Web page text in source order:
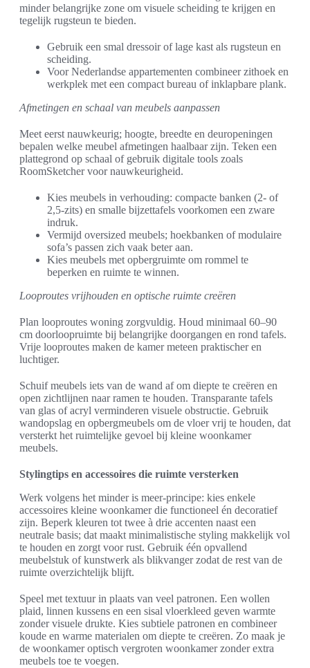
minder belangrijke zone om visuele scheiding te krijgen en
tegelijk rugsteun te bieden.
Gebruik een smal dressoir of lage kast als rugsteun en
scheiding.
Voor Nederlandse appartementen combineer zithoek en
werkplek met een compact bureau of inklapbare plank.
Afmetingen en schaal van meubels aanpassen
Meet eerst nauwkeurig; hoogte, breedte en deuropeningen
bepalen welke meubel afmetingen haalbaar zijn. Teken een
plattegrond op schaal of gebruik digitale tools zoals
RoomSketcher voor nauwkeurigheid.
Kies meubels in verhouding: compacte banken (2- of
2,5-zits) en smalle bijzettafels voorkomen een zware
indruk.
Vermijd oversized meubels; hoekbanken of modulaire
sofa’s passen zich vaak beter aan.
Kies meubels met opbergruimte om rommel te
beperken en ruimte te winnen.
Looproutes vrijhouden en optische ruimte creëren
Plan looproutes woning zorgvuldig. Houd minimaal 60–90
cm doorloopruimte bij belangrijke doorgangen en rond tafels.
Vrije looproutes maken de kamer meteen praktischer en
luchtiger.
Schuif meubels iets van de wand af om diepte te creëren en
open zichtlijnen naar ramen te houden. Transparante tafels
van glas of acryl verminderen visuele obstructie. Gebruik
wandopslag en opbergmeubels om de vloer vrij te houden, dat
versterkt het ruimtelijke gevoel bij kleine woonkamer
meubels.
Stylingtips en accessoires die ruimte versterken
Werk volgens het minder is meer-principe: kies enkele
accessoires kleine woonkamer die functioneel én decoratief
zijn. Beperk kleuren tot twee à drie accenten naast een
neutrale basis; dat maakt minimalistische styling makkelijk vol
te houden en zorgt voor rust. Gebruik één opvallend
meubelstuk of kunstwerk als blikvanger zodat de rest van de
ruimte overzichtelijk blijft.
Speel met textuur in plaats van veel patronen. Een wollen
plaid, linnen kussens en een sisal vloerkleed geven warmte
zonder visuele drukte. Kies subtiele patronen en combineer
koude en warme materialen om diepte te creëren. Zo maak je
de woonkamer optisch vergroten woonkamer zonder extra
meubels toe te voegen.